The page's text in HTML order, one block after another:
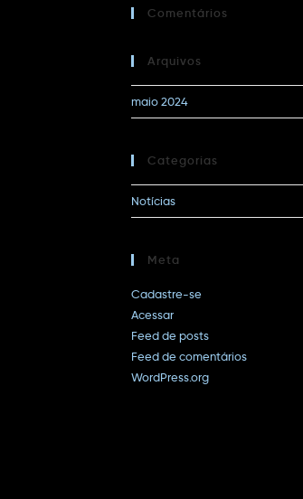
Comentários
Arquivos
maio 2024
Categorias
Notícias
Meta
Cadastre-se
Acessar
Feed de posts
Feed de comentários
WordPress.org